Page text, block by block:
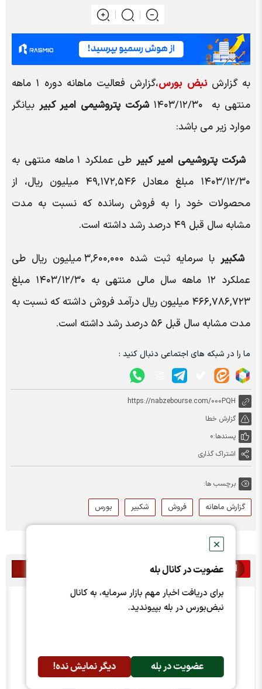
✕
عضویت در کانال بله
برای دریافت اخبار مهم بازار سرمایه، به کانال
نبض‌بورس در بله بپیوندید.
عضویت در بله دیگر نمایش نده!
به گزارشنبض بورس
،گزارش فعالیت ماهانه دوره ۱ ماهه
منتهی به ۱۴۰۳/۱۲/۳۰
شرکت پتروشیمی امیر کبیر بیانگر
موارد زیر می باشد:
شرکت پتروشیمی امیر کبیر
طی عملکرد ۱ ماهه منتهی به
۱۴۰۳/۱۲/۳۰ مبلغ معادل ۴۹,۱۷۲,۵۴۶ میلیون ریال، از
محصولات خود را به فروش رسانده که نسبت به مدت
مشابه سال قبل ۴۹ درصد رشد داشته است.
شکبیر
با سرمایه ثبت شده ۳,۶۰۰,۰۰۰ میلیون ریال طی
عملکرد ۱۲ ماهه سال مالی منتهی به ۱۴۰۳/۱۲/۳۰ مبلغ
۴۶۶,۷۸۶,۷۲۳ میلیون ریال درآمد فروش داشته که نسبت به
مدت مشابه سال قبل ۵۶ درصد رشد داشته است.
ما را در شبکه های اجتماعی دنبال کنید :
https://nabzebourse.com/000PQH
گزارش خطا
پسندها:0
اشتراک گذاری
برچسب ها:
گزارش ماهانه فروش شکبیر بورس
اخبار مرتبط